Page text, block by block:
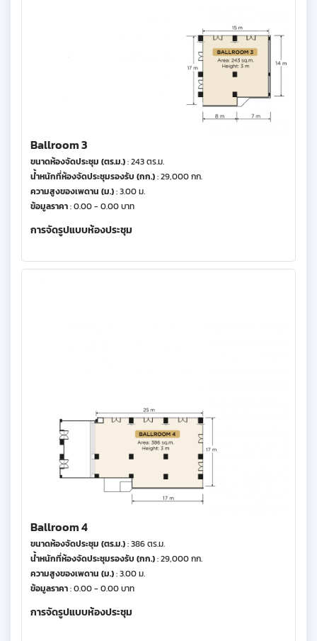
Ballroom 3
ขนาดห้องจัดประชุม (ตร.ม.): 243 ตร.ม.
น้ำหนักที่ห้องจัดประชุมรองรับ (กก.): 29,000 กก.
ความสูงของเพดาน (ม.): 3.00 ม.
ข้อมูลราคา: 0.00 - 0.00 บาท
การจัดรูปแบบห้องประชุม
Ballroom 4
ขนาดห้องจัดประชุม (ตร.ม.): 386 ตร.ม.
น้ำหนักที่ห้องจัดประชุมรองรับ (กก.): 29,000 กก.
ความสูงของเพดาน (ม.): 3.00 ม.
ข้อมูลราคา: 0.00 - 0.00 บาท
การจัดรูปแบบห้องประชุม